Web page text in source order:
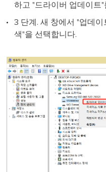
하고 "드라이버 업데이트"
3 단계. 새 창에서 "업데
색"을 선택합니다.